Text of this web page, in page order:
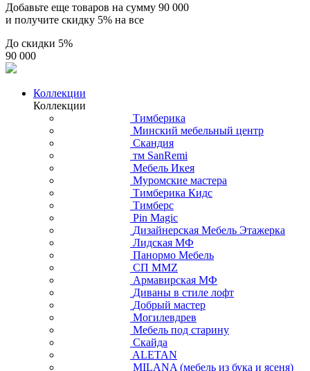
Добавьте еще товаров на сумму 90 000
и получите скидку 5% на все
До скидки 5%
90 000
Коллекции
Коллекции
Тимберика
Минский мебельный центр
Скандия
тм SanRemi
Мебель Икея
Муромские мастера
Тимберика Кидс
Тимберс
Pin Magic
Дизайнерская Мебель Этажерка
Лидская МФ
Панормо Мебель
СП ММZ
Армавирская МФ
Диваны в стиле лофт
Добрый мастер
Могилевдрев
Мебель под старину
Скайда
ALETAN
MILANA (мебель из бука и ясеня)